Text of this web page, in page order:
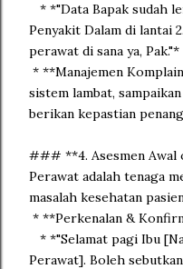
* *"Data Bapak sudah
Penyakit Dalam di lantai
perawat di sana ya, Pak."*
* **Manajemen
sistem lambat,
berikan kepastian
### **4. Asesmen Awal
Perawat adalah tenaga
masalah kesehatan
* **Perkenalan &
* *"Selamat pagi Ibu
Perawat]. Boleh